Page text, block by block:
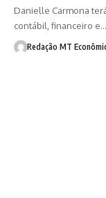
Danielle Carmona
contábil, financeiro e…
Redação MT